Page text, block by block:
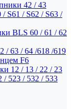
42 / 43
S61 / S62 / S63 /
BLS 60 / 61 / 62
/ 63 / 64 /618 /619
F6
12 / 13 / 22 / 23
523 / 532 / 533